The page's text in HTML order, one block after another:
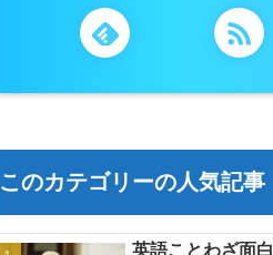
このカテゴリーの人気記事
英語ことわざ面